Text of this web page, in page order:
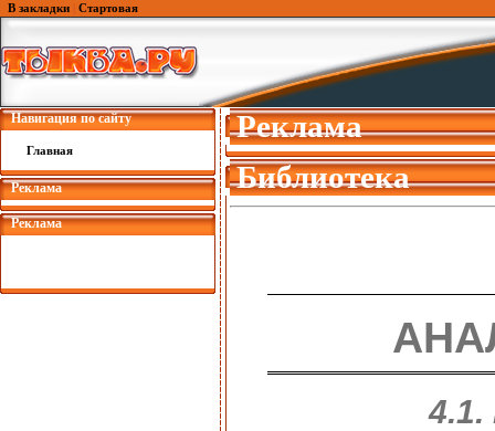
В закладки Стартовая
Навигация по сайту
Главная
Реклама
Реклама
Реклама
Библиотека